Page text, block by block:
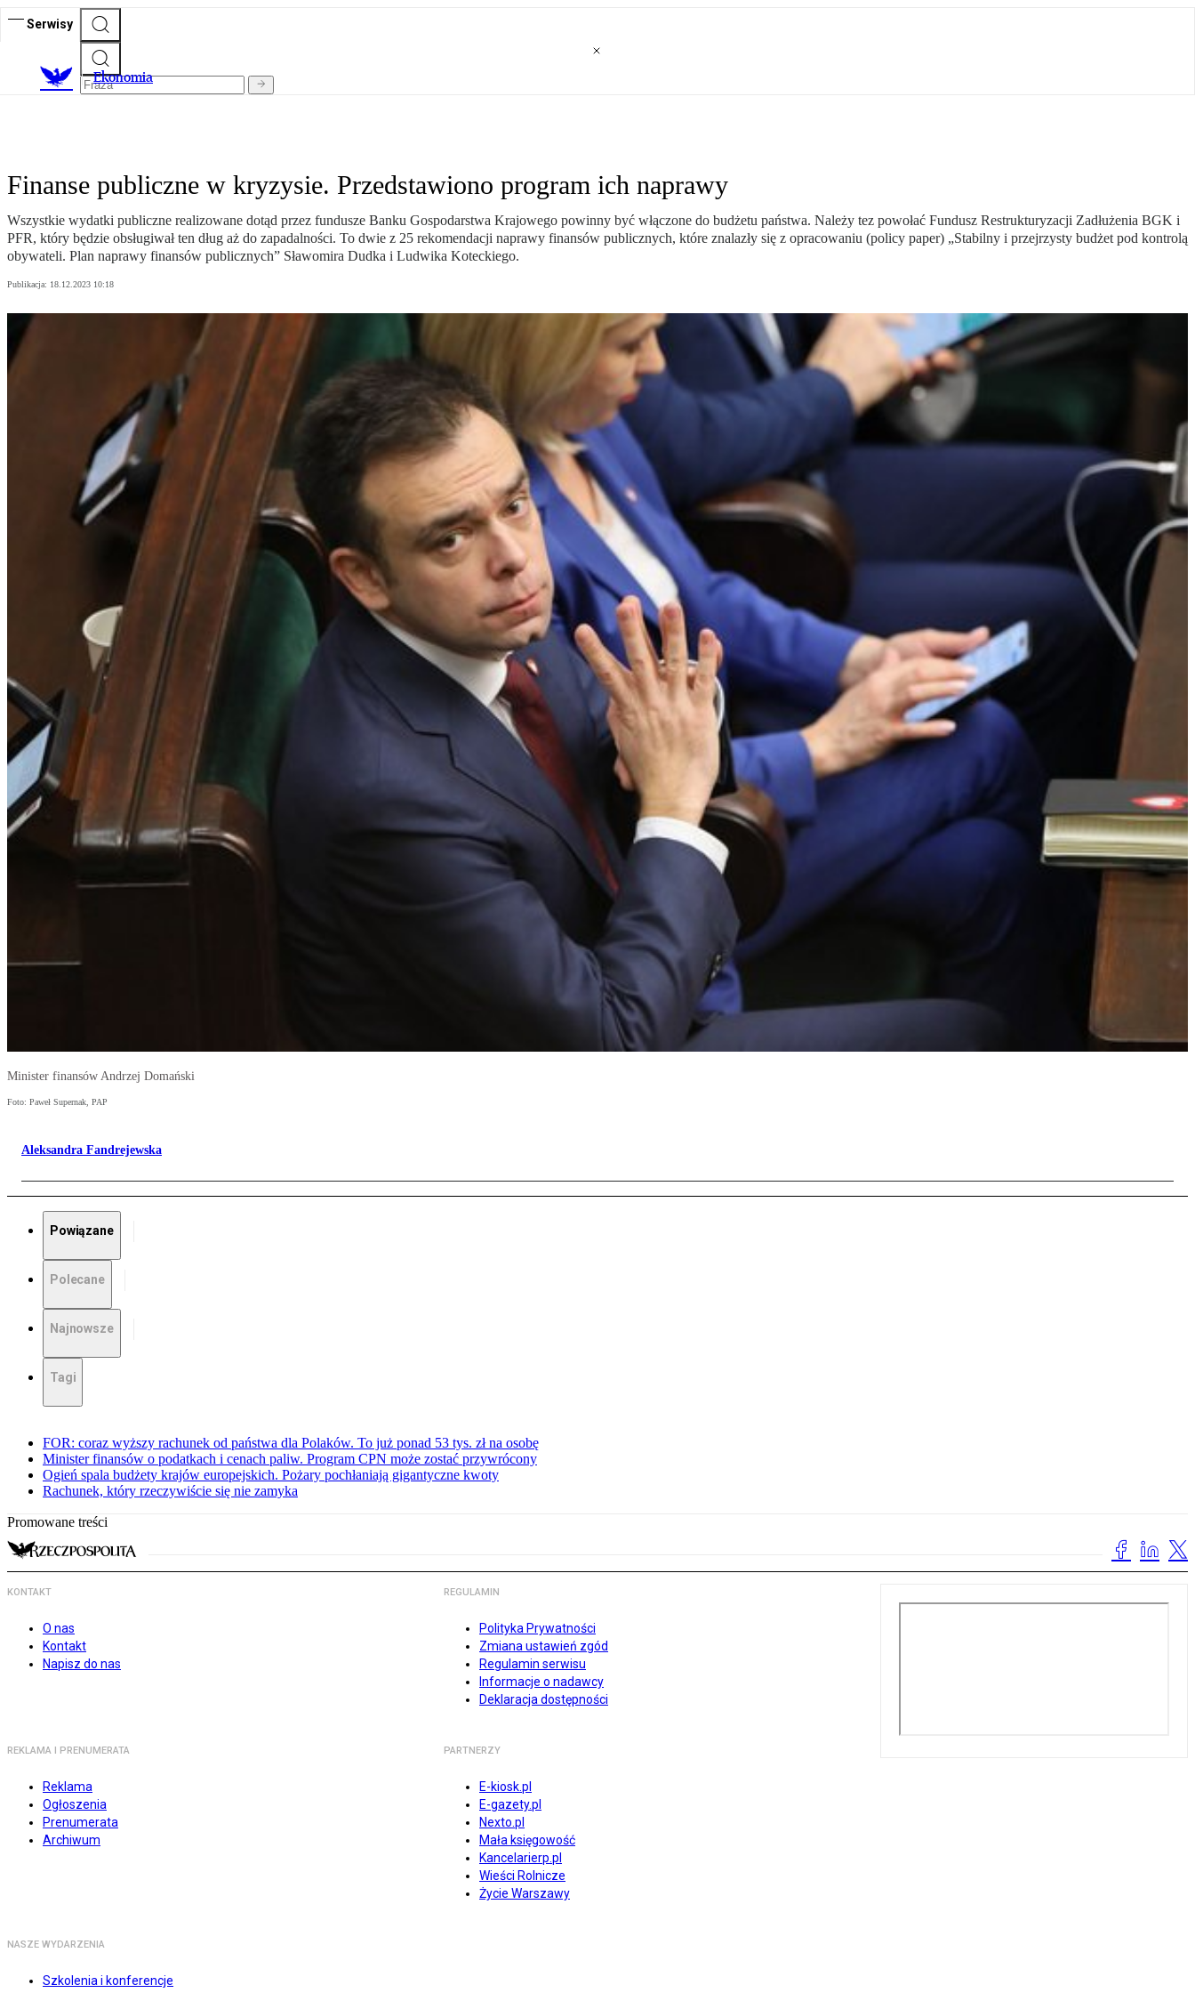
Serwisy
Ekonomia
Finanse publiczne w kryzysie. Przedstawiono program ich naprawy
Wszystkie wydatki publiczne realizowane dotąd przez fundusze Banku Gospodarstwa Krajowego powinny być włączone do budżetu państwa. Należy tez powołać Fundusz Restrukturyzacji Zadłużenia BGK i
PFR, który będzie obsługiwał ten dług aż do zapadalności. To dwie z 25 rekomendacji naprawy finansów publicznych, które znalazły się z opracowaniu (policy paper) „Stabilny i przejrzysty budżet pod kontrolą
obywateli. Plan naprawy finansów publicznych” Sławomira Dudka i Ludwika Koteckiego.
Publikacja: 18.12.2023 10:18
Minister finansów Andrzej Domański
Foto: Paweł Supernak, PAP
Aleksandra Fandrejewska
Powiązane
Polecane
Najnowsze
Tagi
FOR: coraz wyższy rachunek od państwa dla Polaków. To już ponad 53 tys. zł na osobę
Minister finansów o podatkach i cenach paliw. Program CPN może zostać przywrócony
Ogień spala budżety krajów europejskich. Pożary pochłaniają gigantyczne kwoty
Rachunek, który rzeczywiście się nie zamyka
Promowane treści
KONTAKT
O nas
Kontakt
Napisz do nas
REGULAMIN
Polityka Prywatności
Zmiana ustawień zgód
Regulamin serwisu
Informacje o nadawcy
Deklaracja dostępności
REKLAMA I PRENUMERATA
Reklama
Ogłoszenia
Prenumerata
Archiwum
PARTNERZY
E-kiosk.pl
E-gazety.pl
Nexto.pl
Mała księgowość
Kancelarierp.pl
Wieści Rolnicze
Życie Warszawy
NASZE WYDARZENIA
Szkolenia i konferencje